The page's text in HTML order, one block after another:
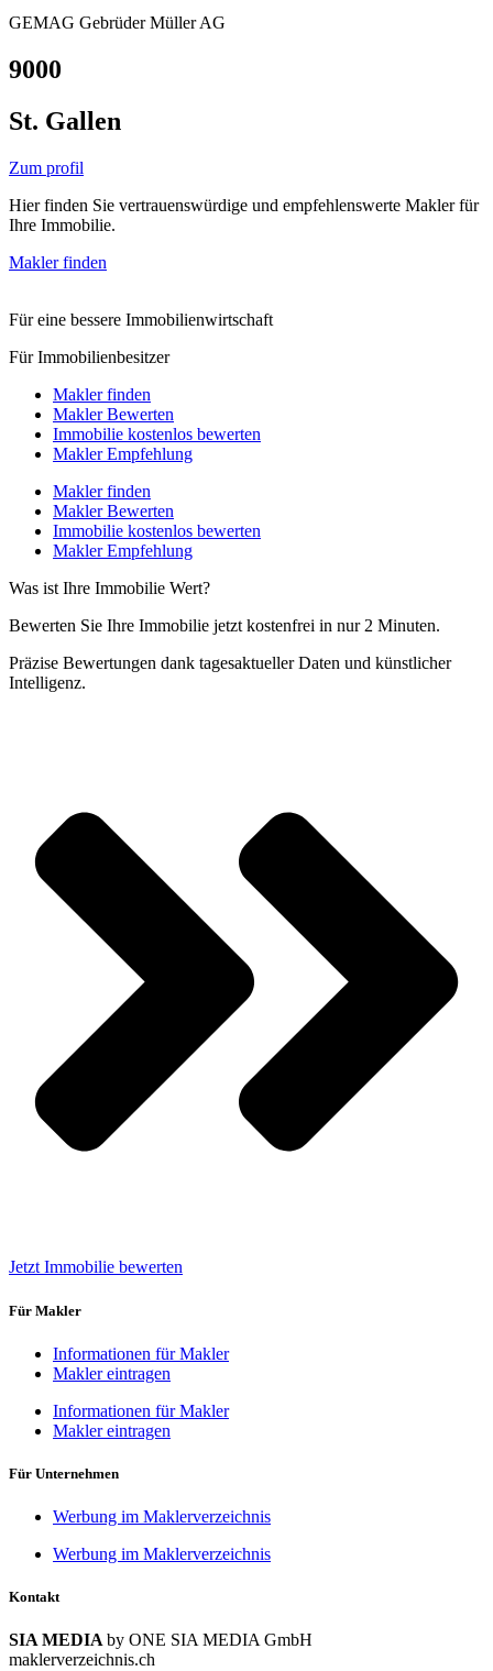
GEMAG Gebrüder Müller AG
9000
St. Gallen
Zum profil
Hier finden Sie vertrauenswürdige und empfehlenswerte Makler für
Ihre Immobilie.
Makler finden
Für eine bessere Immobilienwirtschaft
Für Immobilienbesitzer
Makler finden
Makler Bewerten
Immobilie kostenlos bewerten
Makler Empfehlung
Makler finden
Makler Bewerten
Immobilie kostenlos bewerten
Makler Empfehlung
Was ist Ihre Immobilie Wert?
Bewerten Sie Ihre Immobilie jetzt kostenfrei in nur 2 Minuten.
Präzise Bewertungen dank tagesaktueller Daten und künstlicher
Intelligenz.
Jetzt Immobilie bewerten
Für Makler
Informationen für Makler
Makler eintragen
Informationen für Makler
Makler eintragen
Für Unternehmen
Werbung im Maklerverzeichnis
Werbung im Maklerverzeichnis
Kontakt
SIA MEDIA by ONE SIA MEDIA GmbH
maklerverzeichnis.ch